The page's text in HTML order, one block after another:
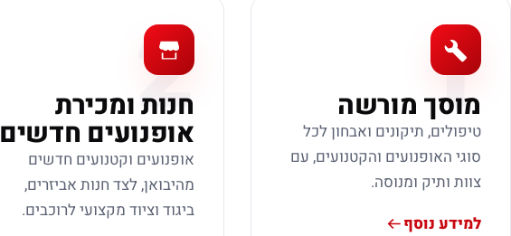
1
מוסך מורשה
טיפולים, תיקונים ואבחון לכל
סוגי האופנועים והקטנועים, עם
צוות ותיק ומנוסה.
למידע נוסף
2
חנות ומכירת
אופנועים חדשים
אופנועים וקטנועים חדשים
מהיבואן, לצד חנות אביזרים,
ביגוד וציוד מקצועי לרוכבים.